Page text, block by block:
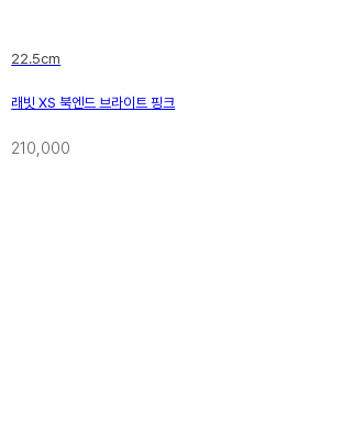
22.5cm
래빗 XS 북엔드 브라이트 핑크
210,000